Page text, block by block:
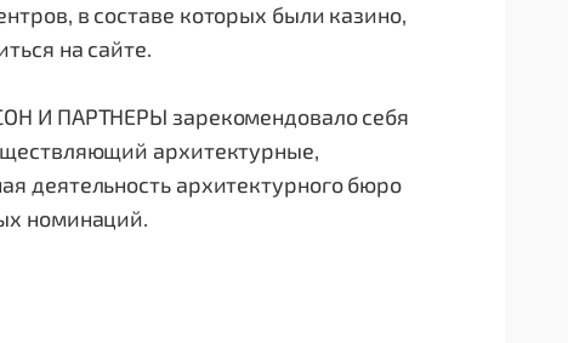
в составе которых были казино,
на сайте.
И ПАРТНЕРЫ зарекомендовало себя
архитектурные,
деятельность архитектурного бюро
номинаций.